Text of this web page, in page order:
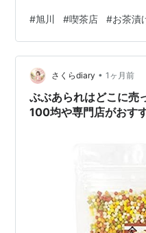
ワッとした 炊き立ての状
間が書い てあるんだけど
めから見ても 見えない🙄
コレに限らずあるよね こ
ちょっ と 凸の高さがあ
#旭川 #喫茶店 #お茶漬
さくらdiary • 1ヶ月前
ぶぶあられはどこに売
100均や専門店がおす